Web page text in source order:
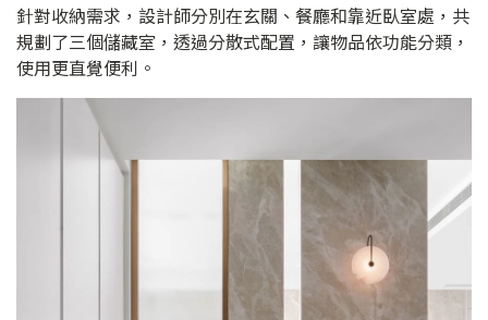
針對收納需求，設計師分別在玄關、餐廳和靠近臥室處，共
規劃了三個儲藏室，透過分散式配置，讓物品依功能分類，
使用更直覺便利。